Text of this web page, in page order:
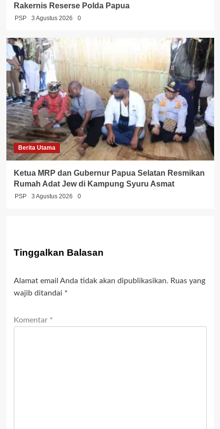
Rakernis Reserse Polda Papua
PSP 3 Agustus 2026 0
Berita Utama
Ketua MRP dan Gubernur Papua Selatan Resmikan
Rumah Adat Jew di Kampung Syuru Asmat
PSP 3 Agustus 2026 0
Tinggalkan Balasan
Alamat email Anda tidak akan dipublikasikan. Ruas yang
wajib ditandai *
Komentar *